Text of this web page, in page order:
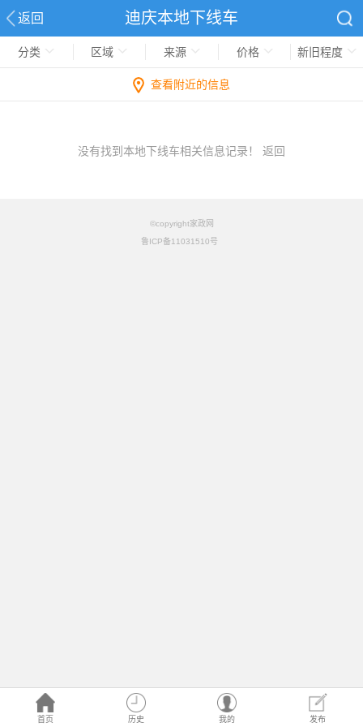
返回 迪庆本地下线车
首页 历史 我的 发布
分类 区域 来源 价格 新旧程度
查看附近的信息
没有找到本地下线车相关信息记录！ 返回
©copyright家政网
鲁ICP备11031510号